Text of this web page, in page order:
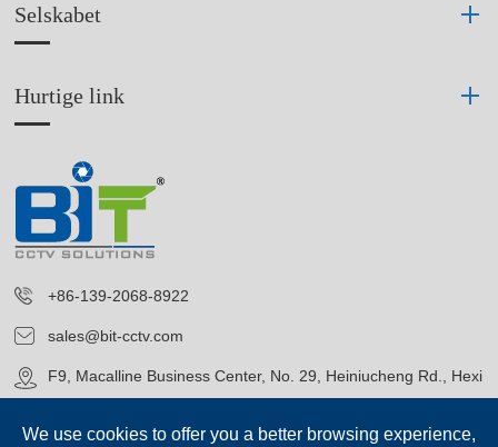
Selskabet
Hurtige link
+86-139-2068-8922
sales@bit-cctv.com
F9, Macalline Business Center, No. 29, Heiniucheng Rd., Hexi
We use cookies to offer you a better browsing experience,